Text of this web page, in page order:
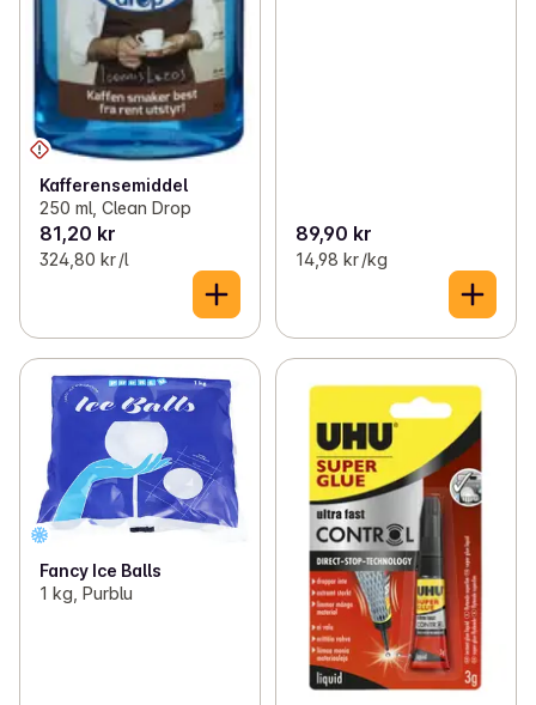
Kafferensemiddel
250 ml, Clean Drop
81,20 kr
324,80 kr /l
89,90 kr
14,98 kr /kg
Fancy Ice Balls
1 kg, Purblu